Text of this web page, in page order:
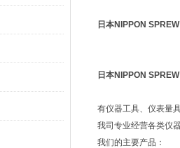
日本NIPPON
日本NIPPON
有仪器工具、仪表量
我司专业经营各类仪
我们的主要产品：